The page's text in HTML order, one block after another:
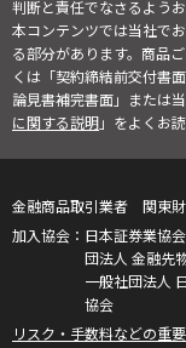
判断と責任でなさるようお
本コンテンツでは当社で
る部分があります。商品
くは「契約締結前交付書
論見書補完書面」または
に関する説明」をよくお
金融商品取引業者 関東
日本証券業協
団法人 金融先
一般社団法人
協会
リスク・手数料などの重